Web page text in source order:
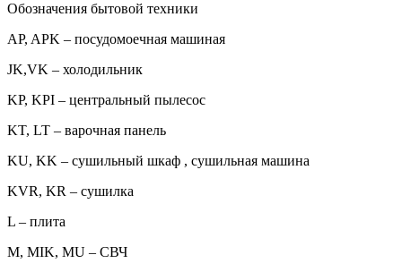
Обозначения бытовой техники
AP, APK – посудомоечная машиная
JK,VK – холодильник
KP, KPI – центральный пылесос
KT, LT – варочная панель
KU, KK – сушильный шкаф , сушильная машина
KVR, KR – сушилка
L – плита
M, MIK, MU – СВЧ